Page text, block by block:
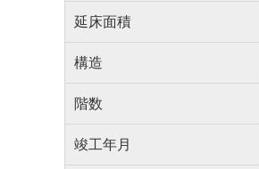
延床面積
構造
階数
竣工年月